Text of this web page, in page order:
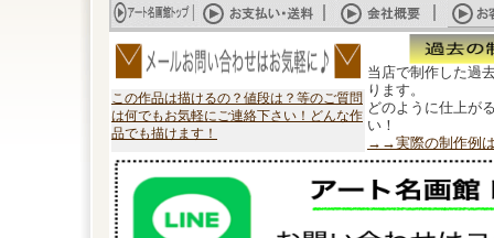
この作品は描けるの？値段は？等のご質問
は何でもお気軽にご連絡下さい！どんな作
品でも描けます！
当店で制作した過
ります。
どのように仕上が
い！
→→実際の制作例